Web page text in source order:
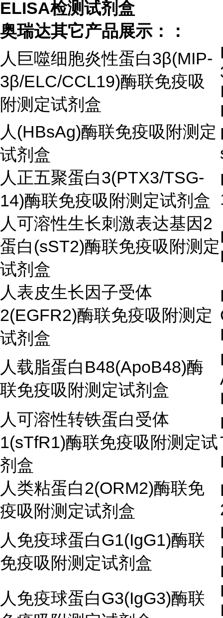
ELISA检测试剂盒
奥瑞达其它产品展示：：
人巨噬细胞炎性蛋白3β(MIP-
3β/ELC/CCL19)酶联免疫吸
附测定试剂盒
人 (HBsAg)酶联免疫吸附测定
试剂盒
人正五聚蛋白3(PTX3/TSG-
14)酶联免疫吸附测定试剂盒
人可溶性生长刺激表达基因2
蛋白(sST2)酶联免疫吸附测定
试剂盒
人表皮生长因子受体
2(EGFR2)酶联免疫吸附测定
试剂盒
人载脂蛋白B48(ApoB48)酶
联免疫吸附测定试剂盒
人可溶性转铁蛋白受体
1(sTfR1)酶联免疫吸附测定试
剂盒
人类粘蛋白2(ORM2)酶联免
疫吸附测定试剂盒
人免疫球蛋白G1(IgG1)酶联
免疫吸附测定试剂盒
人免疫球蛋白G3(IgG3)酶联